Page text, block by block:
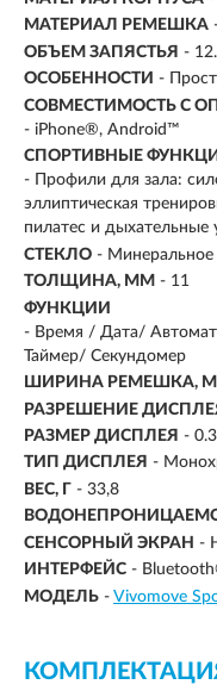
МАТЕРИАЛ РЕМЕШКА
ОБЪЕМ ЗАПЯСТЬЯ -
ОСОБЕННОСТИ -
СОВМЕСТИМОСТЬ С
- iPhone®, Android™
СПОРТИВНЫЕ
- Профили для зала:
эллиптическая
пилатес и дыхательные
СТЕКЛО - Минеральное
ТОЛЩИНА, ММ - 11
ФУНКЦИИ
- Время / Дата/
Таймер/ Секундомер
ШИРИНА РЕМЕШКА,
РАЗРЕШЕНИЕ
РАЗМЕР ДИСПЛЕЯ -
ТИП ДИСПЛЕЯ -
ВЕС, Г - 33,8
СЕНСОРНЫЙ ЭКРАН -
ИНТЕРФЕЙС -
МОДЕЛЬ - Vivomove